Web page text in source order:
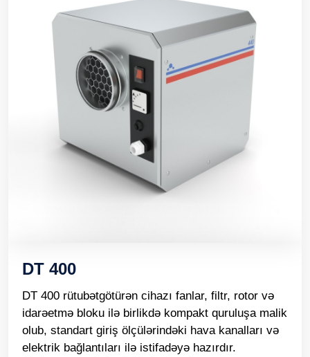
DT 400
DT 400 rütubətgötürən cihazı fanlar, filtr, rotor və
idarəetmə bloku ilə birlikdə kompakt quruluşa malik
olub, standart giriş ölçülərindəki hava kanalları və
elektrik bağlantıları ilə istifadəyə hazırdır.